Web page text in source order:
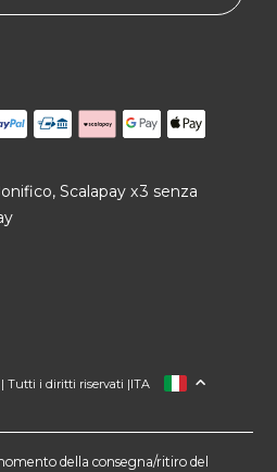
Scalapay x3 senza
Tutti i diritti riservati |
FRANCIA
GERMANIA
ITA
della consegna/ritiro del